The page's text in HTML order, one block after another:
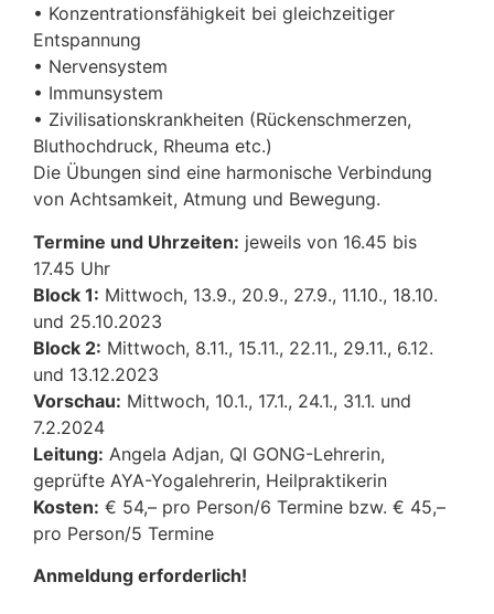
• Konzentrationsfähigkeit bei gleichzeitiger
Entspannung
• Nervensystem
• Immunsystem
• Zivilisationskrankheiten (Rückenschmerzen,
Bluthochdruck, Rheuma etc.)
Die Übungen sind eine harmonische Verbindung
von Achtsamkeit, Atmung und Bewegung.
Termine und Uhrzeiten: jeweils von 16.45 bis
17.45 Uhr
Block 1: Mittwoch, 13.9., 20.9., 27.9., 11.10., 18.10.
und 25.10.2023
Block 2: Mittwoch, 8.11., 15.11., 22.11., 29.11., 6.12.
und 13.12.2023
Vorschau: Mittwoch, 10.1., 17.1., 24.1., 31.1. und
7.2.2024
Leitung: Angela Adjan, QI GONG-Lehrerin,
geprüfte AYA-Yogalehrerin, Heilpraktikerin
Kosten: € 54,– pro Person/6 Termine bzw. € 45,–
pro Person/5 Termine
Anmeldung erforderlich!